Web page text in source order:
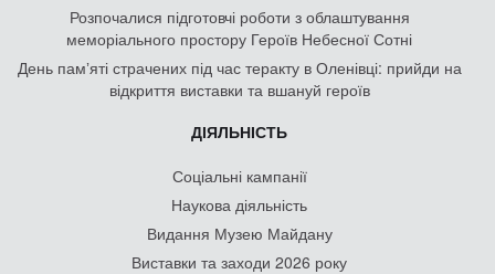
Розпочалися підготовчі роботи з облаштування
меморіального простору Героїв Небесної Сотні
День памʼяті страчених під час теракту в Оленівці: прийди на
відкриття виставки та вшануй героїв
ДІЯЛЬНІСТЬ
Соціальні кампанії
Наукова діяльність
Видання Музею Майдану
Виставки та заходи 2026 року